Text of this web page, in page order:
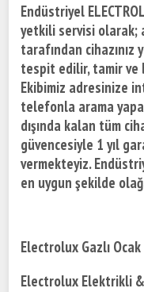
Endüstriyel
yetkili servisi olarak;
tarafından
tespit edilir, tamir ve
Ekibimiz adresinize
telefonla arama
dışında kalan tüm
güvencesiyle 1 yıl
vermekteyiz.
en uygun şekilde
Electrolux Gazlı Ocak
Electrolux Elektrikli